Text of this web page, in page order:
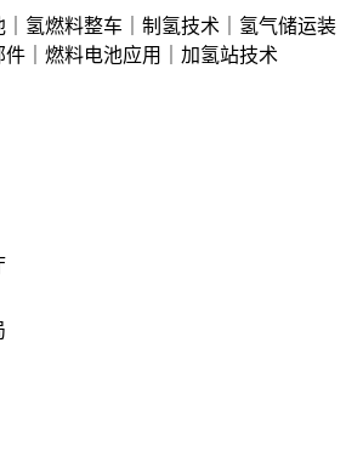
｜氢燃料整车｜制氢技术｜氢气储运装
｜燃料电池应用｜加氢站技术